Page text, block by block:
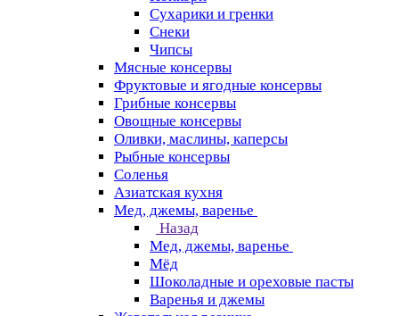
Сухарики и гренки
Снеки
Чипсы
Мясные консервы
Фруктовые и ягодные консервы
Грибные консервы
Овощные консервы
Оливки, маслины, каперсы
Рыбные консервы
Соленья
Азиатская кухня
Мед, джемы, варенье
Назад
Мед, джемы, варенье
Мёд
Шоколадные и ореховые пасты
Варенья и джемы